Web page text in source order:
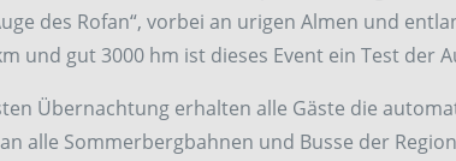
des Rofan“, vorbei an urigen Almen und
und gut 3000 hm ist dieses Event ein Test der
Übernachtung erhalten alle Gäste die
alle Sommerbergbahnen und Busse der